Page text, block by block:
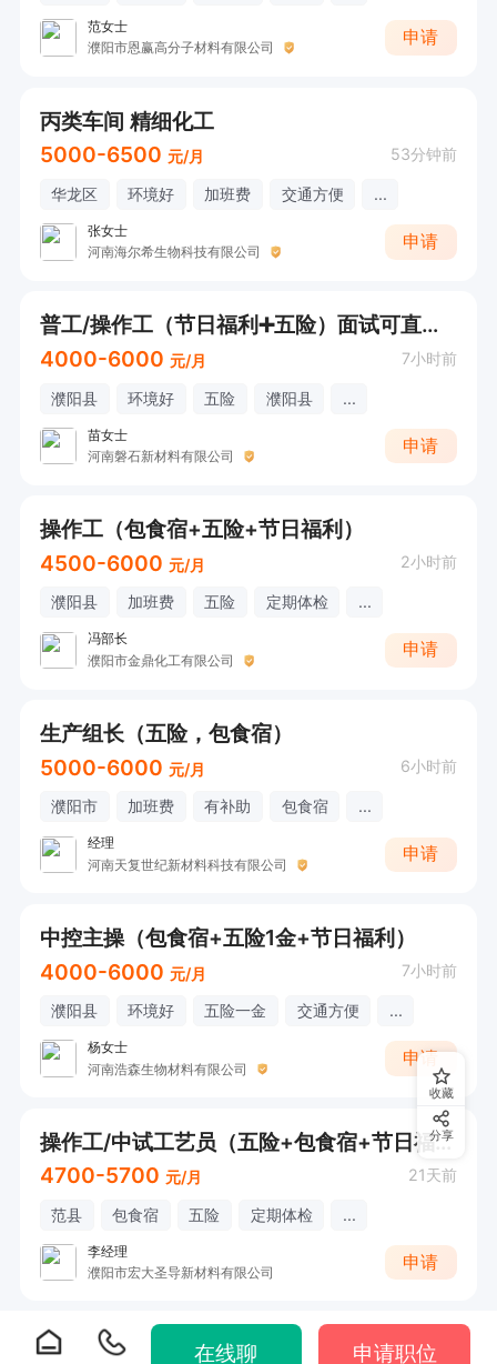
范女士
濮阳市恩赢高分子材料有限公司
申请
丙类车间 精细化工
5000-6500 元/月 53分钟前
华龙区 环境好 加班费 交通方便 ...
张女士
河南海尔希生物科技有限公司
申请
普工/操作工（节日福利➕五险）面试可直接打电话
4000-6000 元/月 7小时前
濮阳县 环境好 五险 濮阳县 ...
苗女士
河南磐石新材料有限公司
申请
操作工（包食宿+五险+节日福利）
4500-6000 元/月 2小时前
濮阳县 加班费 五险 定期体检 ...
冯部长
濮阳市金鼎化工有限公司
申请
生产组长（五险，包食宿）
5000-6000 元/月 6小时前
濮阳市 加班费 有补助 包食宿 ...
经理
河南天复世纪新材料科技有限公司
申请
中控主操（包食宿+五险1金+节日福利）
4000-6000 元/月 7小时前
濮阳县 环境好 五险一金 交通方便 ...
杨女士
河南浩森生物材料有限公司
申请
操作工/中试工艺员（五险+包食宿+节日福利+体检）
4700-5700 元/月 21天前
范县 包食宿 五险 定期体检 ...
李经理
濮阳市宏大圣导新材料有限公司
申请
收藏
分享
在线聊 申请职位